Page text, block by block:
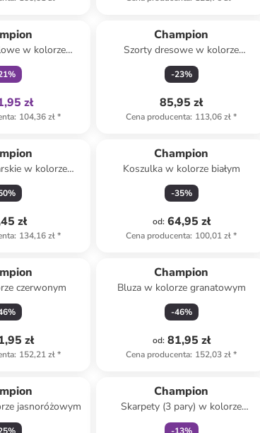
w kolorze
%
zł
: 104,36 zł*
Champion
Szorty dresowe w kolorze
granatowym
-23%
85,95 zł
Cena producenta: 113,06 zł*
w kolorze
%
zł
: 134,16 zł*
Champion
Koszulka w kolorze białym
-35%
od: 64,95 zł
Cena producenta: 100,01 zł*
czerwonym
%
zł
: 152,21 zł*
Champion
Bluza w kolorze granatowym
-46%
od: 81,95 zł
Cena producenta: 152,03 zł*
jasnoróżowym
Champion
Skarpety (3 pary) w kolorze
antracytowym, białym i